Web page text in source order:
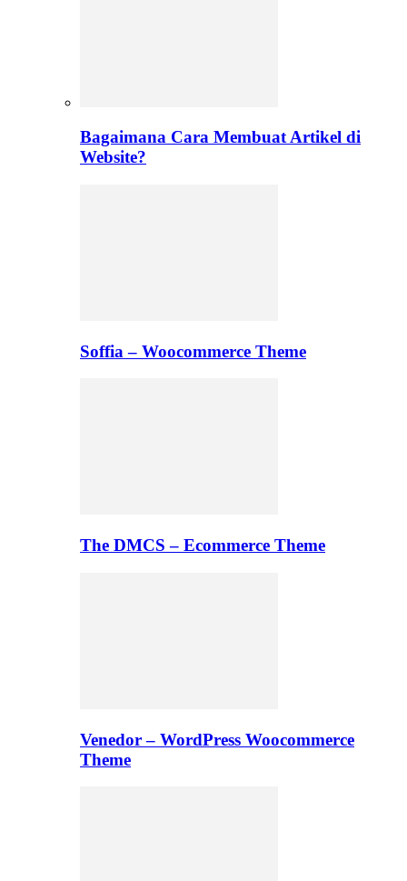
Bagaimana Cara Membuat Artikel di
Website?
Soffia – Woocommerce Theme
The DMCS – Ecommerce Theme
Venedor – WordPress Woocommerce
Theme